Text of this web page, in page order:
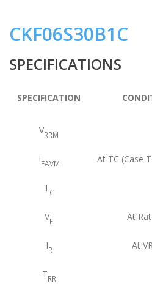
CKF06S30B1C
SPECIFICATIONS
SPECIFICATION
VRRM
IFAVM At TC (Case
TC
VF At
IR At
TRR